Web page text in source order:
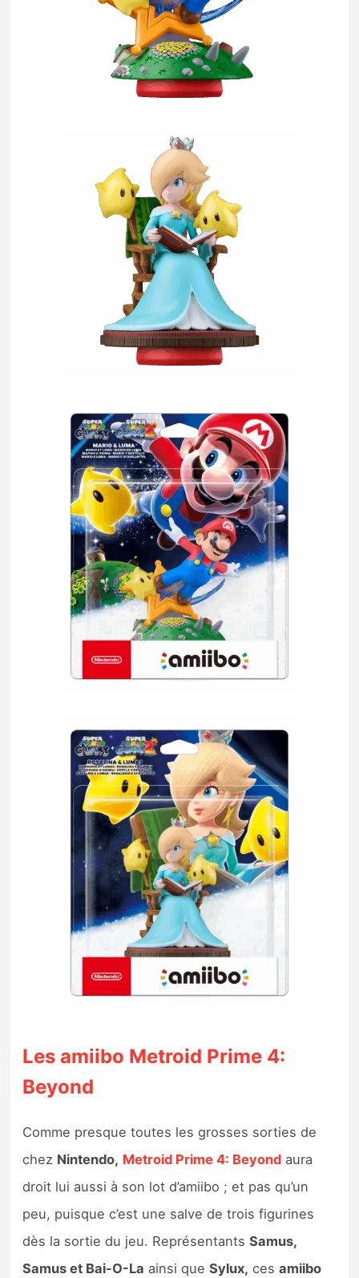
Les amiibo Metroid Prime 4:
Beyond
Comme presque toutes les grosses sorties de
chez Nintendo, Metroid Prime 4: Beyond aura
droit lui aussi à son lot d’amiibo ; et pas qu’un
peu, puisque c’est une salve de trois figurines
dès la sortie du jeu. ReprésentantsSamus,
Samus et Bai-O-La ainsi queSylux, cesamiibo